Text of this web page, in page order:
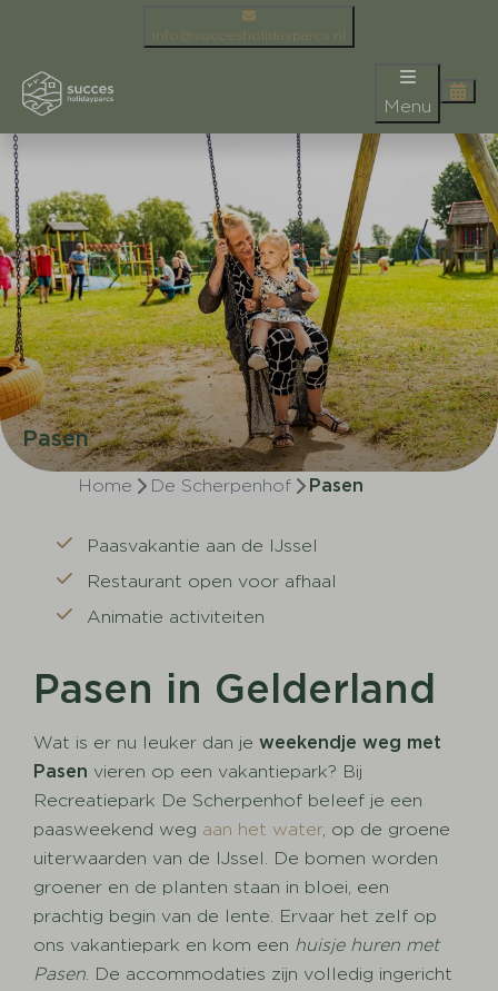
info@succesholidayparcs.nl
Menu
Pasen
Home De Scherpenhof Pasen
Paasvakantie aan de IJssel
Restaurant open voor afhaal
Animatie activiteiten
Pasen in Gelderland
Wat is er nu leuker dan jeweekendje weg met
Pasen vieren op een vakantiepark? Bij
Recreatiepark De Scherpenhof beleef je een
paasweekend weg aan het water, op de groene
uiterwaarden van de IJssel. De bomen worden
groener en de planten staan in bloei, een
prachtig begin van de lente. Ervaar het zelf op
ons vakantiepark en kom een huisje huren met
Pasen. De accommodaties zijn volledig ingericht